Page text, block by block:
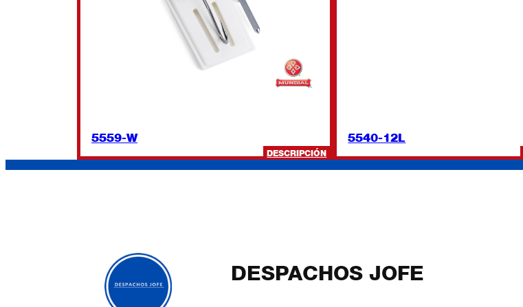
5559-W
DESCRIPCIÓN:
5540-12L
DESPACHOS JOFE